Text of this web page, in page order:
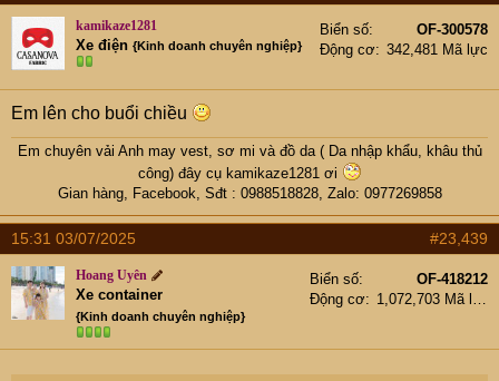
kamikaze1281
Xe điện {Kinh doanh chuyên nghiệp}
Biển số
OF-300578
Động cơ
342,481 Mã lực
Em lên cho buổi chiều
Em chuyên vải Anh may vest, sơ mi và đồ da ( Da nhập khẩu, khâu thủ
công) đây cụ kamikaze1281ơi
Gian hàng, Facebook, Sđt : 0988518828, Zalo: 0977269858​
15:31 03/07/2025 #23,439
Hoang Uyên
Xe container
{Kinh doanh chuyên nghiệp}
Biển số
OF-418212
Động cơ
1,072,703 Mã lực